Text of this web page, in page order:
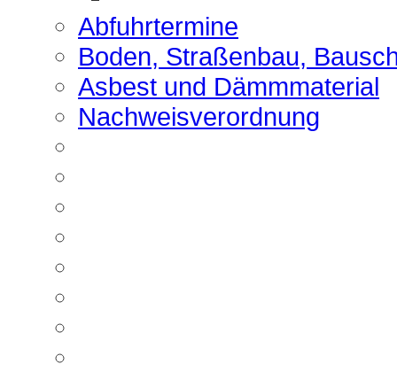
Abfuhrtermine
Boden, Straßenbau,
Asbest und Dämmmaterial
Nachweisverordnung